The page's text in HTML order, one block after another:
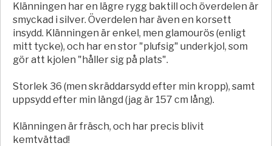
Klänningen har en lägre rygg baktill och överdelen är
smyckad i silver. Överdelen har även en korsett
insydd. Klänningen är enkel, men glamourös (enligt
mitt tycke), och har en stor "plufsig" underkjol, som
gör att kjolen "håller sig på plats".
Storlek 36 (men skräddarsydd efter min kropp), samt
uppsydd efter min längd (jag är 157 cm lång).
Klänningen är fräsch, och har precis blivit
kemtvättad!